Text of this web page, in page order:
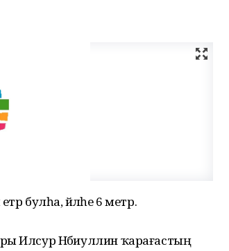
булһа, әйләһе 6 метр.
Илсур Нәбиуллин ҡарағастың